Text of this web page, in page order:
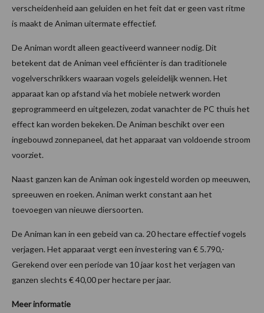
verscheidenheid aan geluiden en het feit dat er geen vast ritme
is maakt de Animan uitermate effectief.
De Animan wordt alleen geactiveerd wanneer nodig. Dit
betekent dat de Animan veel efficiënter is dan traditionele
vogelverschrikkers waaraan vogels geleidelijk wennen. Het
apparaat kan op afstand via het mobiele netwerk worden
geprogrammeerd en uitgelezen, zodat vanachter de PC thuis het
effect kan worden bekeken. De Animan beschikt over een
ingebouwd zonnepaneel, dat het apparaat van voldoende stroom
voorziet.
Naast ganzen kan de Animan ook ingesteld worden op meeuwen,
spreeuwen en roeken. Animan werkt constant aan het
toevoegen van nieuwe diersoorten.
De Animan kan in een gebeid van ca. 20 hectare effectief vogels
verjagen. Het apparaat vergt een investering van € 5.790,-
Gerekend over een periode van 10 jaar kost het verjagen van
ganzen slechts € 40,00 per hectare per jaar.
Meer informatie